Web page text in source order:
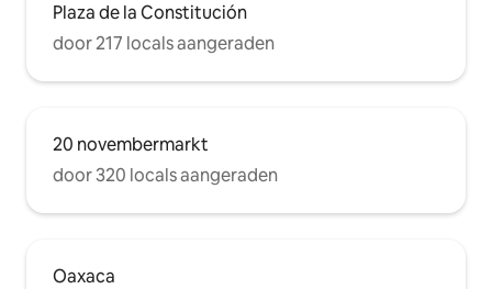
Plaza de la Constitución
door 217 locals aangeraden
20 novembermarkt
door 320 locals aangeraden
Oaxaca